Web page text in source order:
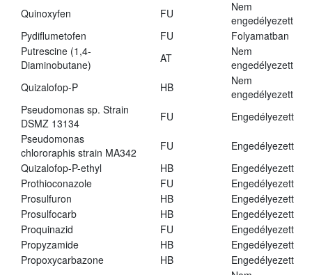
Quinoxyfen
FU
Nem
engedélyezett
Pydiflumetofen
FU
Folyamatban
Putrescine (1,4-
Diaminobutane)
AT
Nem
engedélyezett
Quizalofop-P
HB
Nem
engedélyezett
Pseudomonas sp. Strain
DSMZ 13134
FU
Engedélyezett
Pseudomonas
chlororaphis strain MA342
FU
Engedélyezett
Quizalofop-P-ethyl
HB
Engedélyezett
Prothioconazole
FU
Engedélyezett
Prosulfuron
HB
Engedélyezett
Prosulfocarb
HB
Engedélyezett
Proquinazid
FU
Engedélyezett
Propyzamide
HB
Engedélyezett
Propoxycarbazone
HB
Engedélyezett